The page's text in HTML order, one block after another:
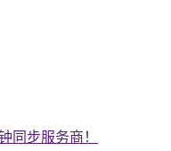
同步服务商！